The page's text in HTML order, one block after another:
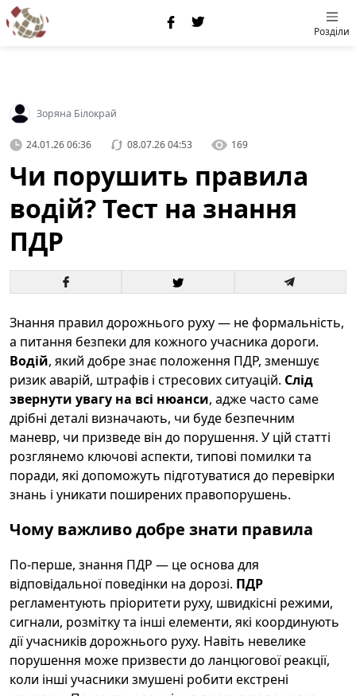
Розділи
Зоряна Білокрай
24.01.26 06:36 08.07.26 04:53 169
Чи порушить правила
водій? Тест на знання
ПДР
Знання правил дорожнього руху — не формальність,
а питання безпеки для кожного учасника дороги.
Водій, який добре знає положення ПДР, зменшує
ризик аварій, штрафів і стресових ситуацій. Слід
звернути увагу на всі нюанси, адже часто саме
дрібні деталі визначають, чи буде безпечним
маневр, чи призведе він до порушення. У цій статті
розглянемо ключові аспекти, типові помилки та
поради, які допоможуть підготуватися до перевірки
знань і уникати поширених правопорушень.
Чому важливо добре знати правила
По-перше, знання ПДР — це основа для
відповідальної поведінки на дорозі. ПДР
регламентують пріоритети руху, швидкісні режими,
сигнали, розмітку та інші елементи, які координують
дії учасників дорожнього руху. Навіть невелике
порушення може призвести до ланцюгової реакції,
коли інші учасники змушені робити екстрені